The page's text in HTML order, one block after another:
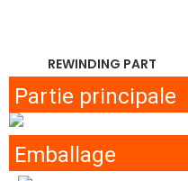
REWINDING PART
Partie principale
Emballage